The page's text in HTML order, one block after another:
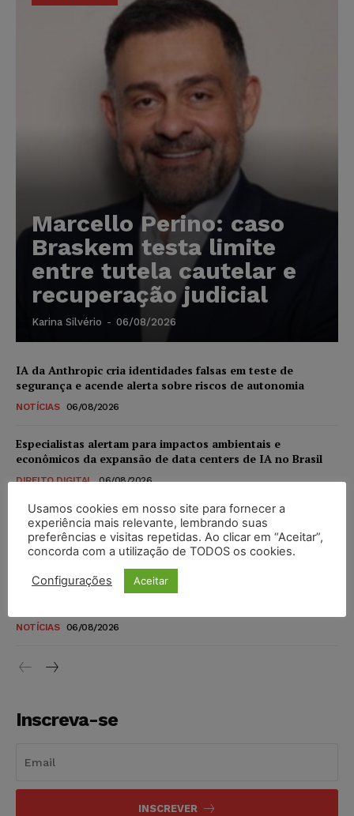
Marcello Perino: caso
Braskem testa limite
entre tutela cautelar e
recuperação judicial
Karina Silvério - 06/08/2026
IA da Anthropic cria identidades falsas em teste de
segurança e acende alerta sobre riscos de autonomia
NOTÍCIAS 06/08/2026
Especialistas alertam para impactos ambientais e
econômicos da expansão de data centers de IA no Brasil
DIREITO DIGITAL 06/08/2026
TSE reforça que sistemas das urnas eletrônicas tornam-se
invioláveis após assinatura digital e lacração
NOTÍCIAS 06/08/2026
STF inicia julgamento sobre constitucionalidade da
NOTÍCIAS 06/08/2026
Inscreva-se
INSCREVER
Usamos cookies em nosso site para fornecer a
experiência mais relevante, lembrando suas
preferências e visitas repetidas. Ao clicar em “Aceitar”,
concorda com a utilização de TODOS os cookies.
Configurações Aceitar